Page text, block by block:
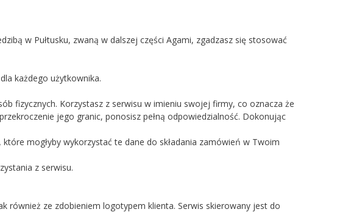
w Pułtusku, zwaną w dalszej części Agami, zgadzasz się stosować
każdego użytkownika.
fizycznych. Korzystasz z serwisu w imieniu swojej firmy, co oznacza że
jego granic, ponosisz pełną odpowiedzialność. Dokonując
mogłyby wykorzystać te dane do składania zamówień w Twoim
z serwisu.
również ze zdobieniem logotypem klienta. Serwis skierowany jest do